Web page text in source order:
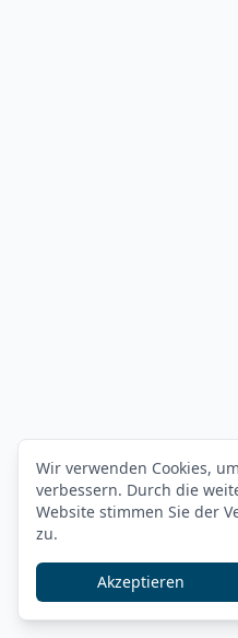
Wir verwenden Cookies,
verbessern. Durch die
Website stimmen Sie der
zu.
Akzeptieren